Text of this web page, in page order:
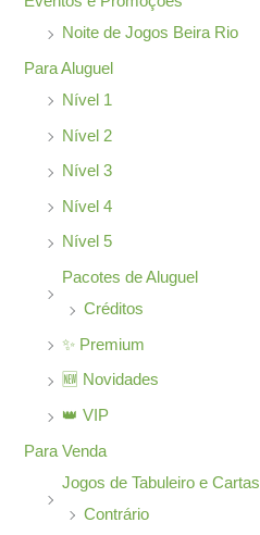
r
Noite de Jogos Beira Rio
Para Aluguel
Nível 1
Nível 2
Nível 3
Nível 4
Nível 5
Pacotes de Aluguel
Créditos
✨ Premium
🆕 Novidades
👑 VIP
Para Venda
Jogos de Tabuleiro e Cartas
Contrário